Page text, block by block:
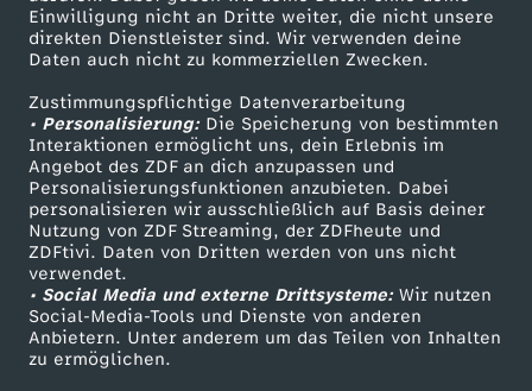
Einwilligung nicht an Dritte weiter, die nicht unsere
direkten Dienstleister sind. Wir verwenden deine
Daten auch nicht zu kommerziellen Zwecken.
Zustimmungspflichtige Datenverarbeitung
• Personalisierung:Die Speicherung von bestimmten
Interaktionen ermöglicht uns, dein Erlebnis im
Angebot des ZDF an dich anzupassen und
Personalisierungsfunktionen anzubieten. Dabei
personalisieren wir ausschließlich auf Basis deiner
Nutzung von ZDF Streaming, der ZDFheute und
ZDFtivi. Daten von Dritten werden von uns nicht
verwendet.
• Social Media und externe Drittsysteme:Wir nutzen
Social-Media-Tools und Dienste von anderen
Anbietern. Unter anderem um das Teilen von Inhalten
zu ermöglichen.
e
w
i
g
e
H
o
Smart TV
ZDFtext
Livestreams
Sendungen A-Z
TV-Programm
Kontakt zum ZDF
Tickets
Zuschauerservice
Hilfe
ZDF Unternehmen
Karriere